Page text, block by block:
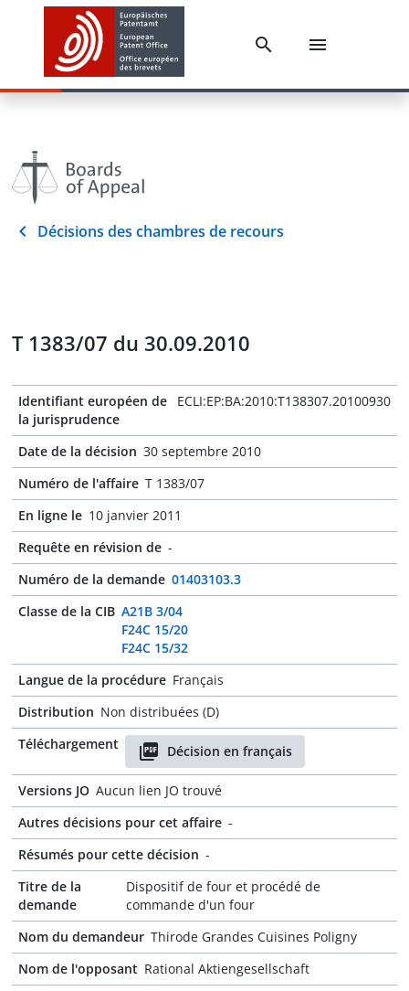
Décisions des chambres de recours
T 1383/07 du 30.09.2010
Identifiant européen de
la jurisprudence
ECLI:EP:BA:2010:T138307.20100930
Date de la décision 30 septembre 2010
Numéro de l'affaire T 1383/07
En ligne le 10 janvier 2011
Requête en révision de -
Numéro de la demande 01403103.3
Classe de la CIB A21B 3/04
F24C 15/20
F24C 15/32
Langue de la procédure Français
Distribution Non distribuées (D)
Téléchargement
Décision en français
Versions JO Aucun lien JO trouvé
Autres décisions pour cet affaire -
Résumés pour cette décision -
Titre de la
demande
Dispositif de four et procédé de
commande d'un four
Nom du demandeur Thirode Grandes Cuisines Poligny
Nom de l'opposant Rational Aktiengesellschaft